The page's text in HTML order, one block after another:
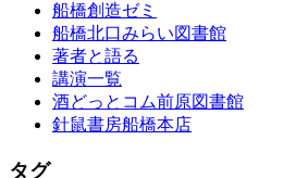
船橋創造ゼミ
船橋北口みらい図書館
著者と語る
講演一覧
酒どっとコム前原図書館
針鼠書房船橋本店
タグ